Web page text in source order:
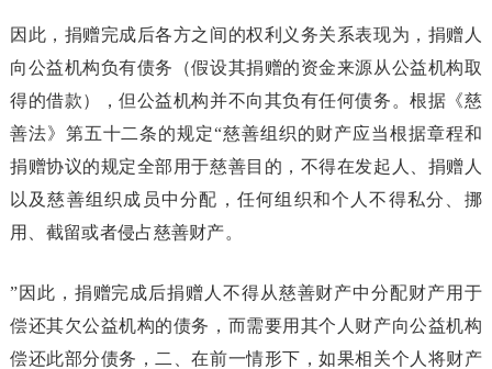
因此，捐赠完成后各方之间的权利义务关系表现为，捐赠人
向公益机构负有债务（假设其捐赠的资金来源从公益机构取
得的借款），但公益机构并不向其负有任何债务。根据《慈
善法》第五十二条的规定“慈善组织的财产应当根据章程和
捐赠协议的规定全部用于慈善目的，不得在发起人、捐赠人
以及慈善组织成员中分配，任何组织和个人不得私分、挪
用、截留或者侵占慈善财产。
”因此，捐赠完成后捐赠人不得从慈善财产中分配财产用于
偿还其欠公益机构的债务，而需要用其个人财产向公益机构
偿还此部分债务，二、在前一情形下，如果相关个人将财产